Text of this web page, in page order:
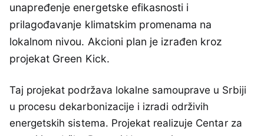
unapređenje energetske efikasnosti i
prilagođavanje klimatskim promenama na
lokalnom nivou. Akcioni plan je izrađen kroz
projekat Green Kick.
Taj projekat podržava lokalne samouprave u Srbiji
u procesu dekarbonizacije i izradi održivih
energetskih sistema. Projekat realizuje Centar za